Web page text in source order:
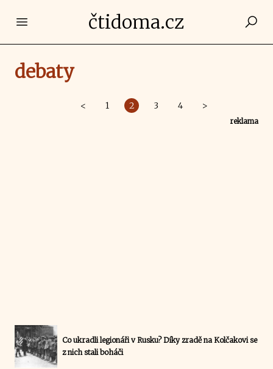
Open main menučtidoma.cz
debaty
< 1 2 3 4 >
reklama
Co ukradli legionáři v Rusku? Díky zradě na Kolčakovi se
z nich stali boháči